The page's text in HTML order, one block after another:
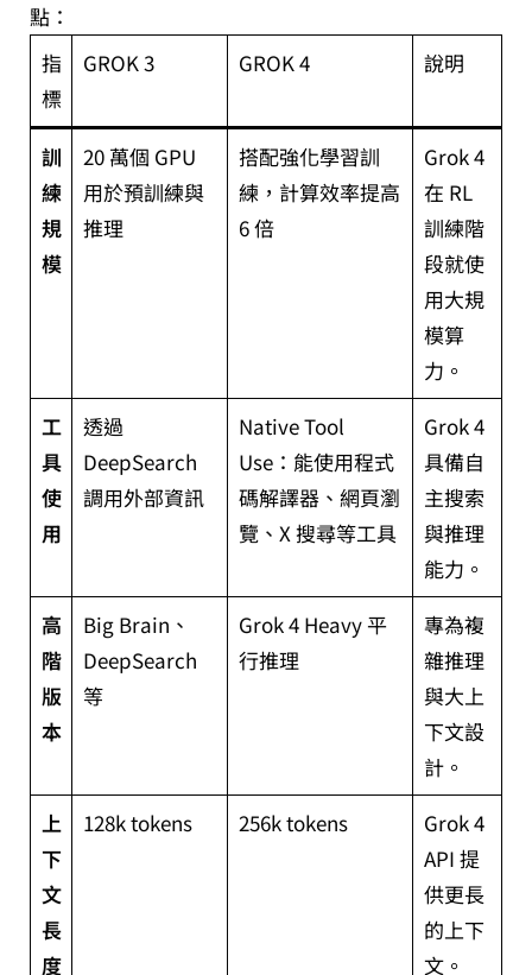
點：
指
標
GROK 3 GROK 4 說明
訓
練
規
模
20 萬個 GPU
用於預訓練與
推理
搭配強化學習訓
練，計算效率提高
6 倍
Grok 4
在 RL
訓練階
段就使
用大規
模算
力。
工
具
使
用
透過
DeepSearch
調用外部資訊
Native Tool
Use：能使用程式
碼解譯器、網頁瀏
覽、X 搜尋等工具
Grok 4
具備自
主搜索
與推理
能力。
高
階
版
本
Big Brain、
DeepSearch
等
Grok 4 Heavy 平
行推理
專為複
雜推理
與大上
下文設
計。
上
下
文
長
度
128k tokens 256k tokens
Grok 4
API 提
供更長
的上下
文。